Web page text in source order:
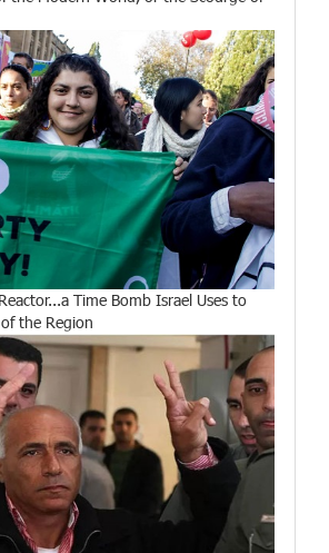
Time Bomb Israel Uses to
the Region